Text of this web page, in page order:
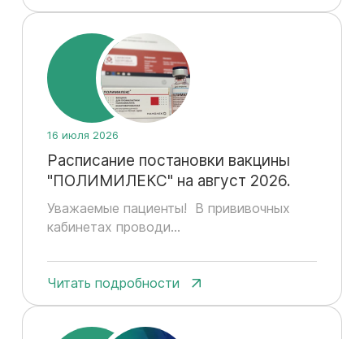
16 июля 2026
Расписание постановки вакцины
"ПОЛИМИЛЕКС" на август 2026.
Уважаемые пациенты! В прививочных
кабинетах проводи...
Читать подробности